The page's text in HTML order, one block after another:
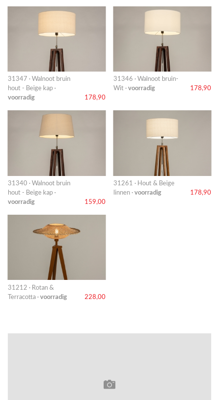
31347 · Walnoot bruin
hout - Beige kap ·
voorradig
178,90
31346 · Walnoot bruin-
Wit · voorradig 178,90
31340 · Walnoot bruin
hout - Beige kap ·
voorradig
159,00
31261 · Hout & Beige
linnen · voorradig 178,90
31212 · Rotan &
Terracotta · voorradig 228,00